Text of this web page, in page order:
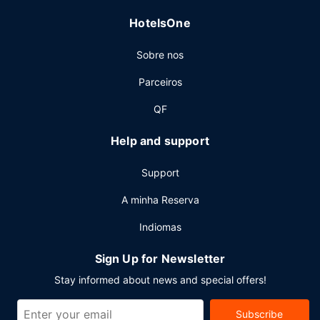
HotelsOne
Sobre nos
Parceiros
QF
Help and support
Support
A minha Reserva
Indiomas
Sign Up for Newsletter
Stay informed about news and special offers!
Subscribe